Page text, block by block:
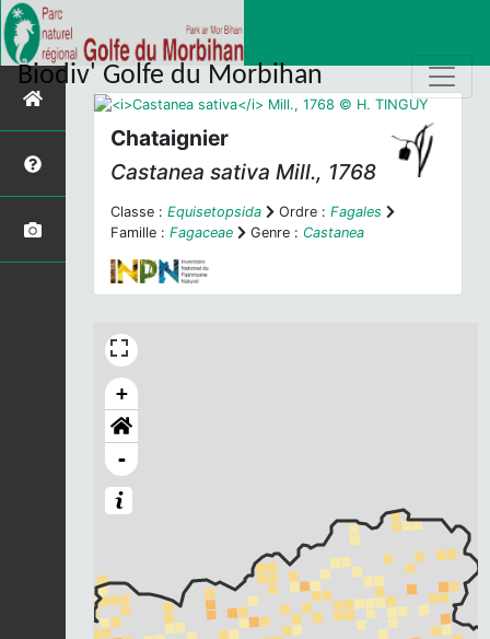
Biodiv' Golfe du Morbihan
Chataignier
Castanea sativa Mill., 1768
Classe : Equisetopsida Ordre : Fagales
Famille : Fagaceae Genre : Castanea
+
-